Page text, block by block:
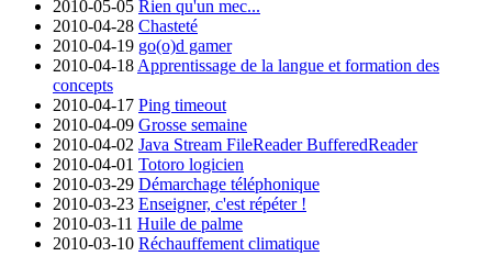
2010-05-05 Rien qu'un mec...
2010-04-28 Chasteté
2010-04-19 go(o)d gamer
2010-04-18 Apprentissage de la langue et formation des
concepts
2010-04-17 Ping timeout
2010-04-09 Grosse semaine
2010-04-02 Java Stream FileReader BufferedReader
2010-04-01 Totoro logicien
2010-03-29 Démarchage téléphonique
2010-03-23 Enseigner, c'est répéter !
2010-03-11 Huile de palme
2010-03-10 Réchauffement climatique